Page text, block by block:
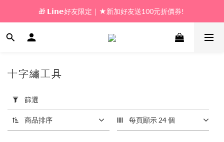
🎁 新好友購物金｜★加入新會員領券送100元!
🎁 𝗟𝗶𝗻𝗲好友限定｜★新加好友送100元折價券!
🎁 新好友購物金｜★加入新會員領券送100元!
套
篩
選
(0/20)
十字繡工具
篩選
商品排序 每頁顯示 24 個